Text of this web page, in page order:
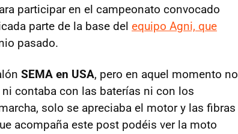
participar en el campeonato convocado
parte de la base del equipo Agni, que
pasado.
SEMA en USA, pero en aquel momento no
contaba con las baterías ni con los
solo se apreciaba el motor y las fibras
acompaña este post podéis ver la moto